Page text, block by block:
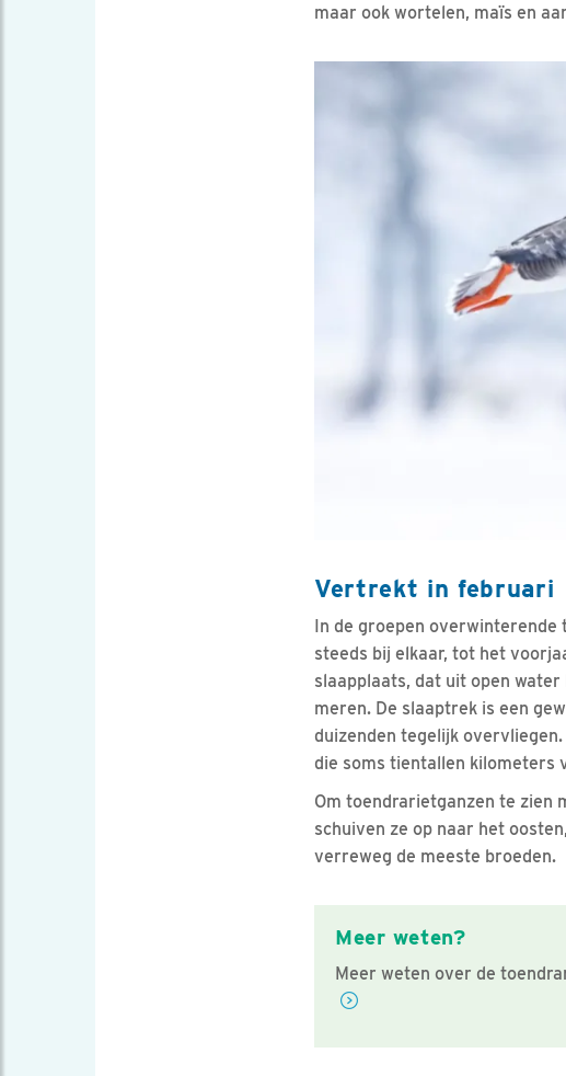
maar ook wortelen, maïs en
Vertrekt in februari
In de groepen
steeds bij elkaar, tot het
slaapplaats, dat uit open
meren. De slaaptrek is een
duizenden tegelijk
die soms tientallen kilometers
Om toendrarietganzen te zien
schuiven ze op naar het
verreweg de meeste broeden.
Meer weten?
Meer weten over de